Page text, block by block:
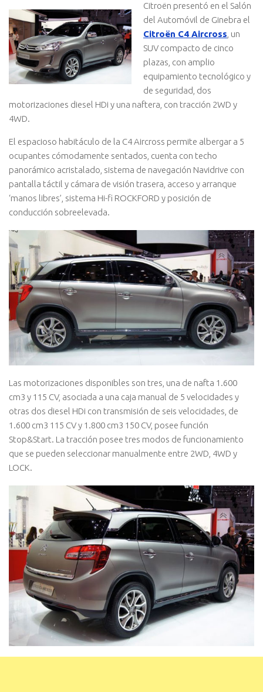
Citroën presentó en el Salón
del Automóvil de Ginebra el
Citroën C4 Aircross, un
SUV compacto de cinco
plazas, con amplio
equipamiento tecnológico y
de seguridad, dos
motorizaciones diesel HDi y una naftera, con tracción 2WD y
4WD.
El espacioso habitáculo de la C4 Aircross permite albergar a 5
ocupantes cómodamente sentados, cuenta con techo
panorámico acristalado, sistema de navegación Navidrive con
pantalla táctil y cámara de visión trasera, acceso y arranque
‘manos libres’, sistema Hi-fi ROCKFORD y posición de
conducción sobreelevada.
Las motorizaciones disponibles son tres, una de nafta 1.600
cm3 y 115 CV, asociada a una caja manual de 5 velocidades y
otras dos diesel HDi con transmisión de seis velocidades, de
1.600 cm3 115 CV y 1.800 cm3 150 CV, posee función
Stop&Start. La tracción posee tres modos de funcionamiento
que se pueden seleccionar manualmente entre 2WD, 4WD y
LOCK.